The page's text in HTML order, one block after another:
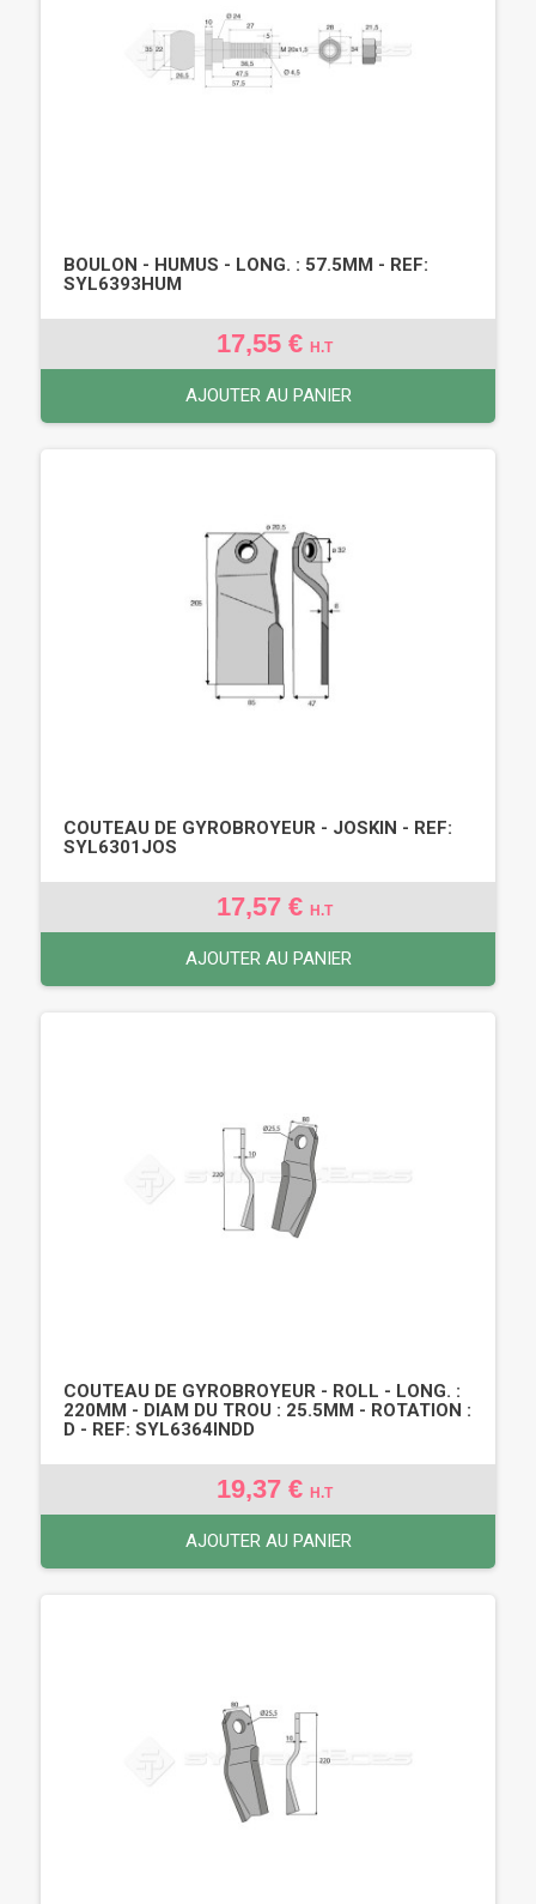
BOULON - HUMUS - LONG. : 57.5MM - REF:
SYL6393HUM
17,55 € H.T
AJOUTER AU PANIER
COUTEAU DE GYROBROYEUR - JOSKIN - REF:
SYL6301JOS
17,57 € H.T
AJOUTER AU PANIER
COUTEAU DE GYROBROYEUR - ROLL - LONG. :
220MM - DIAM DU TROU : 25.5MM - ROTATION :
D - REF: SYL6364INDD
19,37 € H.T
AJOUTER AU PANIER